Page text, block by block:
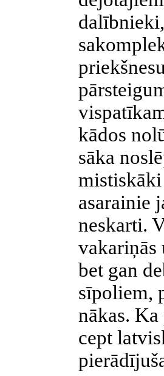
kādos
sāka
asarainie
neskarti.
vakariņās
bet gan
sīpoliem,
nākas.
cept